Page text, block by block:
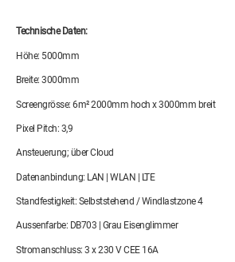
Technische Daten:
Höhe: 5000mm
Breite: 3000mm
Screengrösse: 6m² 2000mm hoch x 3000mm breit
Pixel Pitch: 3,9
Ansteuerung; über Cloud
Datenanbindung: LAN | WLAN | LTE
Standfestigkeit: Selbststehend / Windlastzone 4
Aussenfarbe: DB703 | Grau Eisenglimmer
Stromanschluss: 3 x 230 V CEE 16A